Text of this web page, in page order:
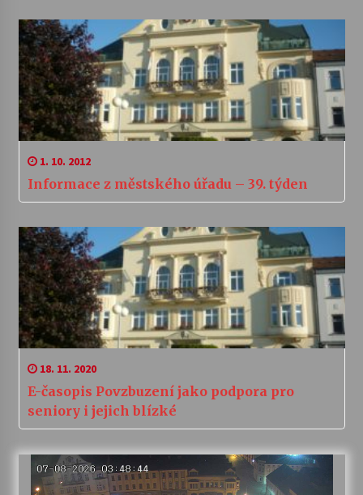
1. 10. 2012
Informace z městského úřadu – 39. týden
18. 11. 2020
E-časopis Povzbuzení jako podpora pro
seniory i jejich blízké